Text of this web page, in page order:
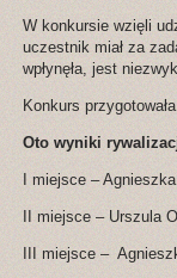
W konkursie wzięli
uczestnik miał za
wpłynęła, jest
Konkurs
Oto wyniki
I miejsce –
II miejsce – Urszula
III miejsce –